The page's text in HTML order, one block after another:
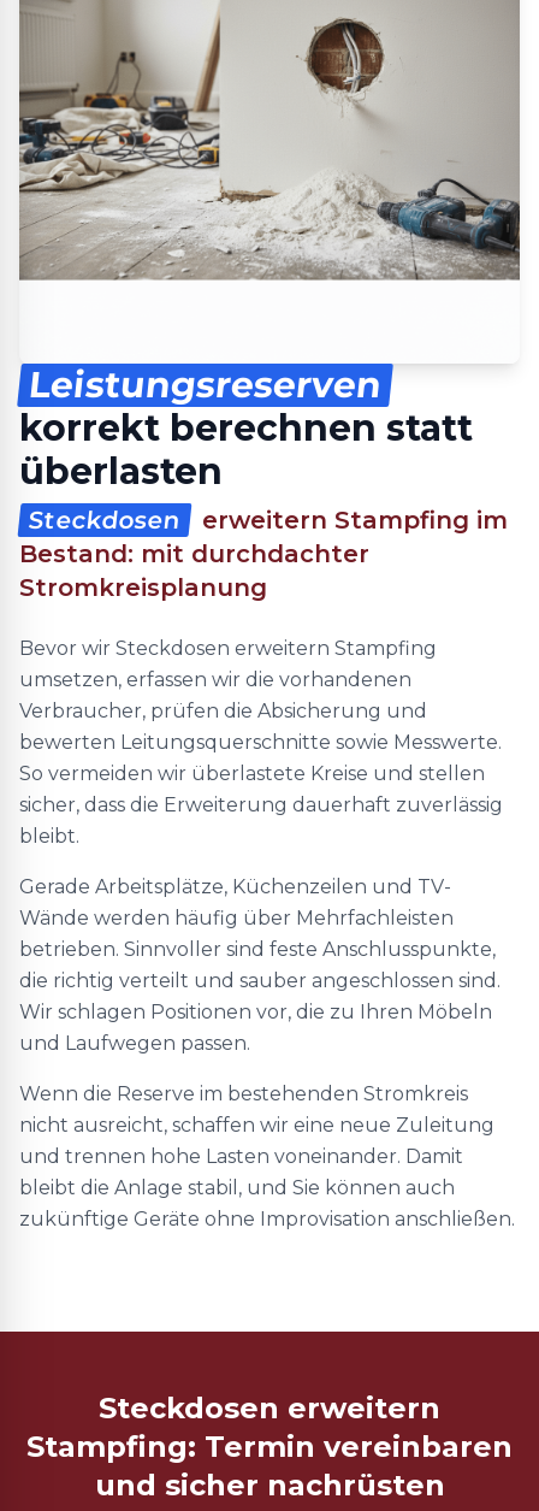
Leistungsreserven
korrekt berechnen statt
überlasten
Steckdosen
erweitern Stampfing im
Bestand: mit durchdachter
Stromkreisplanung
Bevor wir Steckdosen erweitern Stampfing
umsetzen, erfassen wir die vorhandenen
Verbraucher, prüfen die Absicherung und
bewerten Leitungsquerschnitte sowie Messwerte.
So vermeiden wir überlastete Kreise und stellen
sicher, dass die Erweiterung dauerhaft zuverlässig
bleibt.
Gerade Arbeitsplätze, Küchenzeilen und TV-
Wände werden häufig über Mehrfachleisten
betrieben. Sinnvoller sind feste Anschlusspunkte,
die richtig verteilt und sauber angeschlossen sind.
Wir schlagen Positionen vor, die zu Ihren Möbeln
und Laufwegen passen.
Wenn die Reserve im bestehenden Stromkreis
nicht ausreicht, schaffen wir eine neue Zuleitung
und trennen hohe Lasten voneinander. Damit
bleibt die Anlage stabil, und Sie können auch
zukünftige Geräte ohne Improvisation anschließen.
Steckdosen erweitern
Stampfing: Termin vereinbaren
und sicher nachrüsten